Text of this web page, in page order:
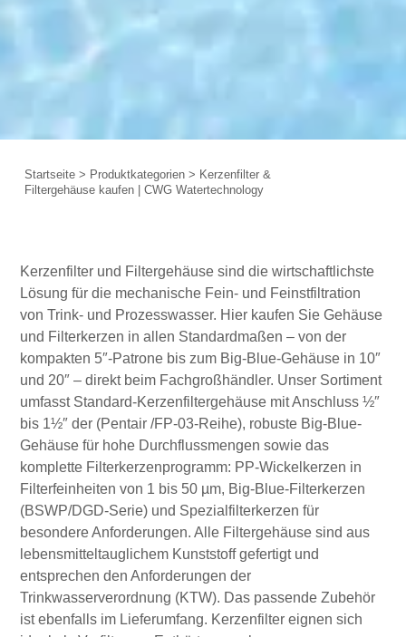
Startseite > Produktkategorien > Kerzenfilter &
Filtergehäuse kaufen | CWG Watertechnology
Kerzenfilter und Filtergehäuse sind die wirtschaftlichste
Lösung für die mechanische Fein- und Feinstfiltration
von Trink- und Prozesswasser. Hier kaufen Sie Gehäuse
und Filterkerzen in allen Standardmaßen – von der
kompakten 5″-Patrone bis zum Big-Blue-Gehäuse in 10″
und 20″ – direkt beim Fachgroßhändler. Unser Sortiment
umfasst Standard-Kerzenfiltergehäuse mit Anschluss ½″
bis 1½″ der (Pentair /FP-03-Reihe), robuste Big-Blue-
Gehäuse für hohe Durchflussmengen sowie das
komplette Filterkerzenprogramm: PP-Wickelkerzen in
Filterfeinheiten von 1 bis 50 µm, Big-Blue-Filterkerzen
(BSWP/DGD-Serie) und Spezialfilterkerzen für
besondere Anforderungen. Alle Filtergehäuse sind aus
lebensmitteltauglichem Kunststoff gefertigt und
entsprechen den Anforderungen der
Trinkwasserverordnung (KTW). Das passende Zubehör
ist ebenfalls im Lieferumfang. Kerzenfilter eignen sich